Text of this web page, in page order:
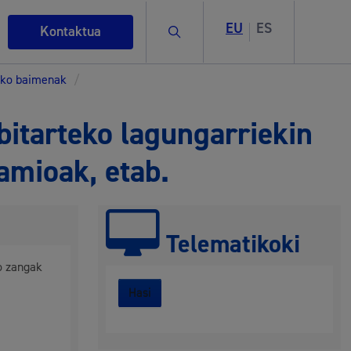
Kontaktua Bilatu EU ES
baimenak /
lagungarriekin
etab.
Telematikoki
Hasi
zangak